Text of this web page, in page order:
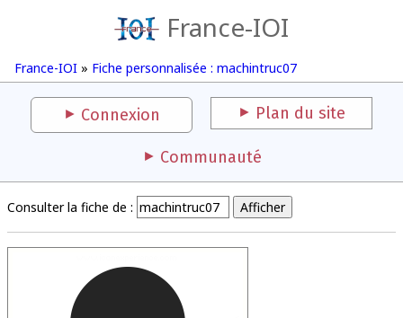
France-IOI
France-IOI » Fiche personnalisée : machintruc07
Connexion Plan du site
Communauté
Consulter la fiche de :